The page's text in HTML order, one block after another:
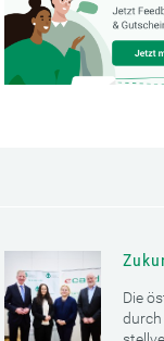
Die
durch